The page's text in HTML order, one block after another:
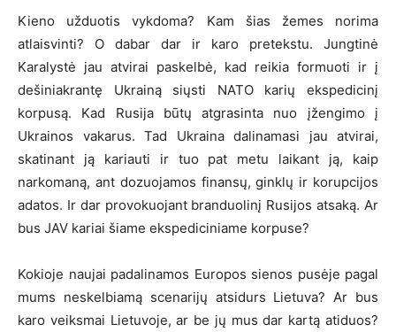
Kieno užduotis vykdoma? Kam šias žemes norima
atlaisvinti? O dabar dar ir karo pretekstu. Jungtinė
Karalystė jau atvirai paskelbė, kad reikia formuoti ir į
dešiniakrantę Ukrainą siųsti NATO karių ekspedicinį
korpusą. Kad Rusija būtų atgrasinta nuo įžengimo į
Ukrainos vakarus. Tad Ukraina dalinamasi jau atvirai,
skatinant ją kariauti ir tuo pat metu laikant ją, kaip
narkomaną, ant dozuojamos finansų, ginklų ir korupcijos
adatos. Ir dar provokuojant branduolinį Rusijos atsaką. Ar
bus JAV kariai šiame ekspediciniame korpuse?
Kokioje naujai padalinamos Europos sienos pusėje pagal
mums neskelbiamą scenarijų atsidurs Lietuva? Ar bus
karo veiksmai Lietuvoje, ar be jų mus dar kartą atiduos?